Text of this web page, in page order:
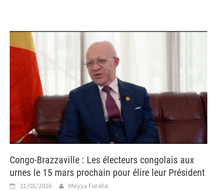
Congo-Brazzaville : Les électeurs congolais aux
urnes le 15 mars prochain pour élire leur Président
21/01/2026 Meyya Furaha